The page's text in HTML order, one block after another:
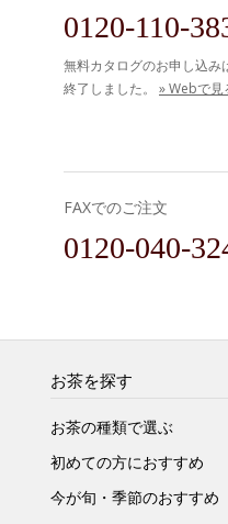
0120-110-
無料カタログのお申し込み
終了しました。 » Webで見
FAXでのご注文
0120-040-
お茶を探す
お茶の種類で選ぶ
初めての方におすすめ
今が旬・季節のおすすめ